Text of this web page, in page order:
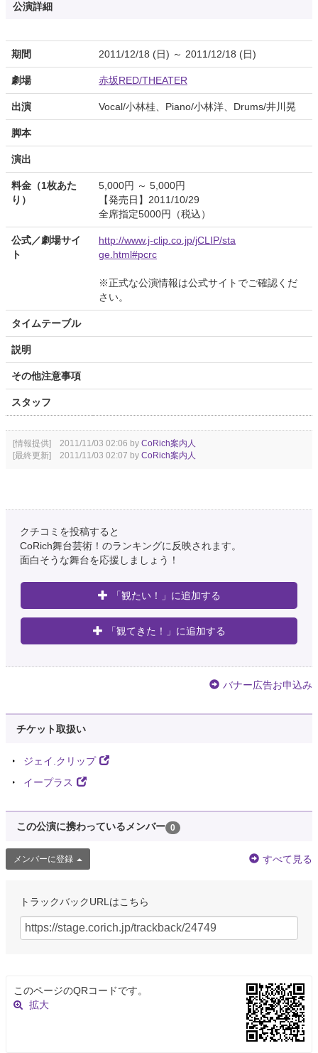
公演詳細
期間 2011/12/18 (日) ～ 2011/12/18 (日)
劇場 赤坂RED/THEATER
出演 Vocal/小林桂、Piano/小林洋、Drums/井川晃
脚本
演出
料金（1枚あた
り）
5,000円 ～ 5,000円
【発売日】2011/10/29
全席指定5000円（税込）
公式／劇場サイ
ト
http://www.j-clip.co.jp/jCLIP/sta
ge.html#pcrc
※正式な公演情報は公式サイトでご確認くだ
さい。
タイムテーブル
説明
その他注意事項
スタッフ
[情報提供] 2011/11/03 02:06 by CoRich案内人
[最終更新] 2011/11/03 02:07 by CoRich案内人
クチコミを投稿すると
CoRich舞台芸術！のランキングに反映されます。
面白そうな舞台を応援しましょう！
「観たい！」に追加する
「観てきた！」に追加する
バナー広告お申込み
チケット取扱い
ジェイ.クリップ
イープラス
この公演に携わっているメンバー 0
メンバーに登録 すべて見る
トラックバックURLはこちら
このページのQRコードです。
拡大